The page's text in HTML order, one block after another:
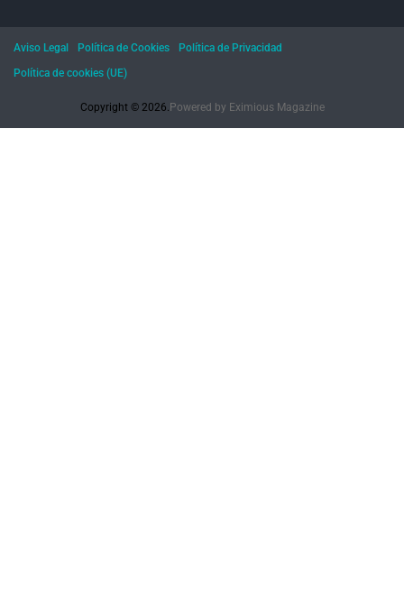
Copyright © 2026. Powered by Eximious Magazine
Aviso Legal Política de Cookies
Política de Privacidad
Política de cookies (UE)